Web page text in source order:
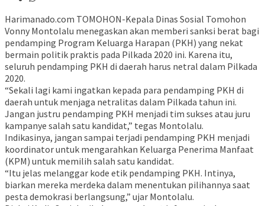
Harimanado.com TOMOHON-Kepala Dinas Sosial Tomohon
Vonny Montolalu menegaskan akan memberi sanksi berat bagi
pendamping Program Keluarga Harapan (PKH) yang nekat
bermain politik praktis pada Pilkada 2020 ini. Karena itu,
seluruh pendamping PKH di daerah harus netral dalam Pilkada
2020.
“Sekali lagi kami ingatkan kepada para pendamping PKH di
daerah untuk menjaga netralitas dalam Pilkada tahun ini.
Jangan justru pendamping PKH menjadi tim sukses atau juru
kampanye salah satu kandidat,” tegas Montolalu.
Indikasinya, jangan sampai terjadi pendamping PKH menjadi
koordinator untuk mengarahkan Keluarga Penerima Manfaat
(KPM) untuk memilih salah satu kandidat.
“Itu jelas melanggar kode etik pendamping PKH. Intinya,
biarkan mereka merdeka dalam menentukan pilihannya saat
pesta demokrasi berlangsung,” ujar Montolalu.